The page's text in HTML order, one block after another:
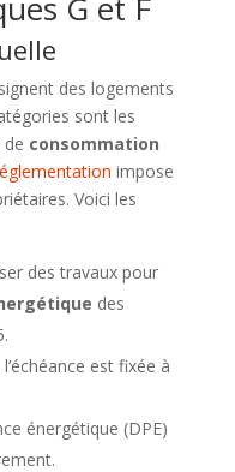
des logements
sont les
consommation
impose
Voici les
des travaux pour
des
est fixée à
énergétique (DPE)